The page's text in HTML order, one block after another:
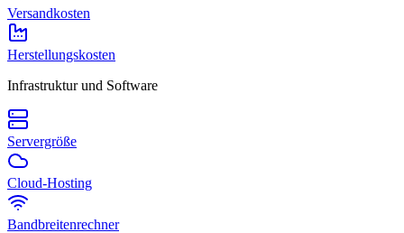
Versandkosten
Herstellungskosten
Infrastruktur und Software
Servergröße
Cloud-Hosting
Bandbreitenrechner